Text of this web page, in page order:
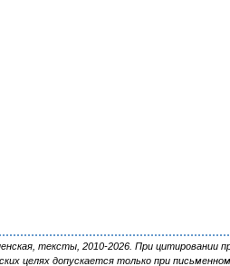
тексты, 2010-2026. При цитировании
целях допускается только при